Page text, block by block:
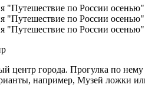
центр города. Прогулка по
например, Музей ложки